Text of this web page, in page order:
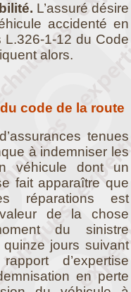
L’assuré désire
accidenté en
L.326-1-12 du Code
alors.
code de la route
tenues
à indemniser les
véhicule dont un
fait apparaître que
réparations est
de la chose
du sinistre
jours suivant
d’expertise
en perte